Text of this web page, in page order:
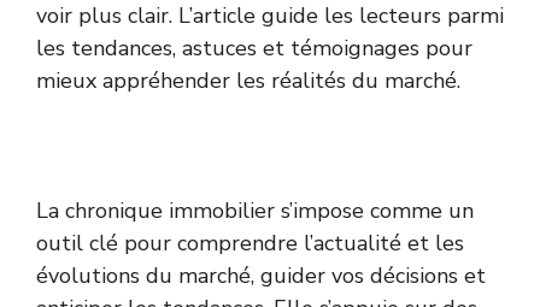
voir plus clair. L’article guide les lecteurs parmi
les tendances, astuces et témoignages pour
mieux appréhender les réalités du marché.
La chronique immobilier s’impose comme un
outil clé pour comprendre l’actualité et les
évolutions du marché, guider vos décisions et